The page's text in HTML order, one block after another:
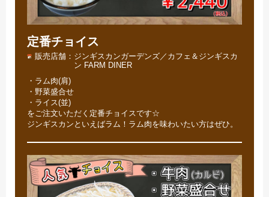
定番チョイス
販売店舗
ジンギスカンガーデンズ／カフェ＆ジンギスカ
ン FARM DINER
・ラム肉(肩)
・野菜盛合せ
・ライス(並)
をご注文いただく定番チョイスです☆
ジンギスカンといえばラム！ラム肉を味わいたい方はぜひ。